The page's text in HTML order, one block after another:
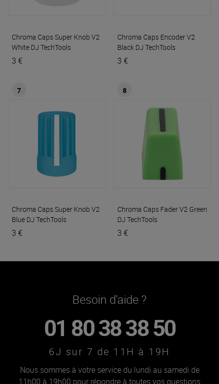
Chroma Caps Super Knob V2
White DJ TechTools
3 €
Chroma Caps Encoder V2
Black DJ TechTools
3 €
7
Chroma Caps Super Knob V2
Blue DJ TechTools
3 €
8
Chroma Caps Fader V2 Green
DJ TechTools
3 €
Besoin d'aide ?
01 80 38 38 50
6J sur 7 de 11H à 19H
Nous sommes à votre service du lundi au samedi de
11h00 à 19h00 pour répondre à toutes vos questions